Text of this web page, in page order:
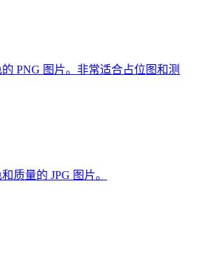
PNG 图片。非常适合占位图和测
质量的 JPG 图片。